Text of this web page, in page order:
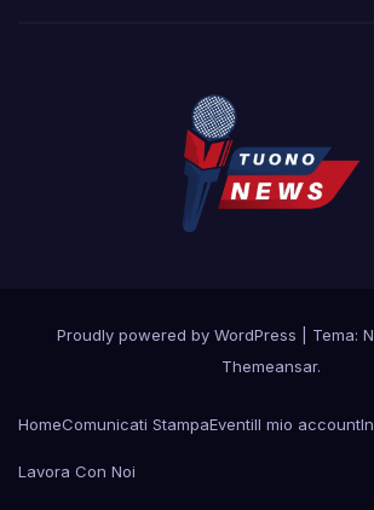
Proudly powered by WordPress
Tema:
Themeansar.
HomeComunicati StampaEventiIl mio account
Lavora Con Noi